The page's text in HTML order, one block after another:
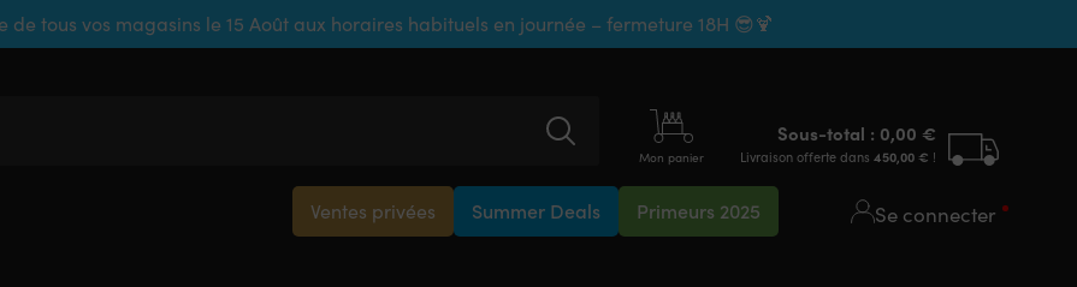
tous vos magasins le 15 Août aux horaires habituels en journée – fermeture 18H 😎🍹
Mon panier
Sous-total : 0,00 €
Livraison offerte dans 450,00 € !
Ventes privées Summer Deals Primeurs 2025 Se connecter